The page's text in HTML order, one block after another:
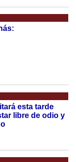
esta tarde
libre de odio y